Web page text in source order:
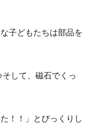
子どもたちは部品を
して、磁石でくっ
！！」とびっくりし